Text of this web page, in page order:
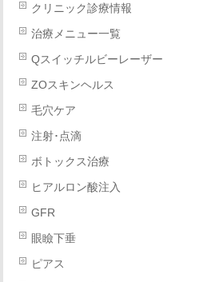
クリニック診療情報
治療メニュー一覧
Qスイッチルビーレーザー
ZOスキンヘルス
毛穴ケア
注射･点滴
ボトックス治療
ヒアルロン酸注入
GFR
眼瞼下垂
ピアス